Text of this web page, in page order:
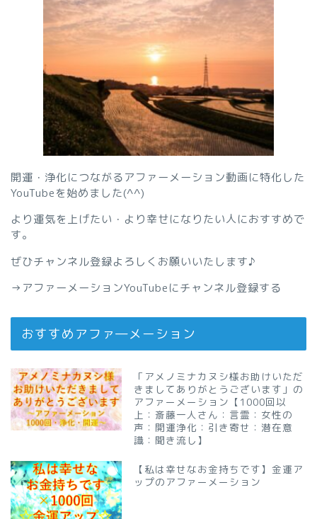
開運・浄化につながるアファーメーション動画に特化した
YouTubeを始めました(^^)
より運気を上げたい・より幸せになりたい人におすすめで
す。
ぜひチャンネル登録よろしくお願いいたします♪
→ アファーメーションYouTubeにチャンネル登録する
おすすめアファ―メーション
「アメノミナカヌシ様お助けいただ
きましてありがとうございます」の
アファーメーション【1000回以
上：斎藤一人さん：言霊：女性の
声：開運浄化：引き寄せ：潜在意
識：聞き流し】
【私は幸せなお金持ちです】金運ア
ップのアファーメーション